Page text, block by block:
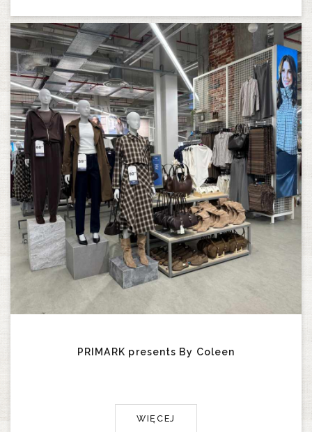
PRIMARK presents By Coleen
WIĘCEJ